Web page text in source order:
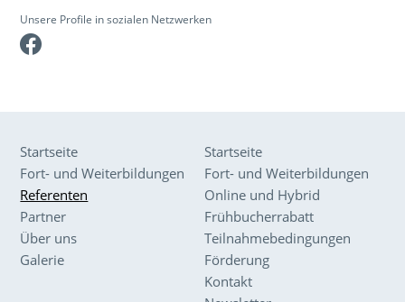
Unsere Profile in sozialen Netzwerken
Startseite
Fort- und Weiterbildungen
Referenten
Partner
Über uns
Galerie
Startseite
Fort- und Weiterbildungen
Online und Hybrid
Frühbucherrabatt
Teilnahmebedingungen
Förderung
Kontakt